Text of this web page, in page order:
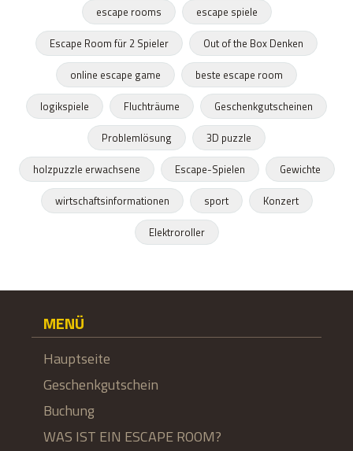
escape rooms
escape spiele
Escape Room für 2 Spieler
Out of the Box Denken
online escape game
beste escape room
logikspiele
Fluchträume
Geschenkgutscheinen
Problemlösung
3D puzzle
holzpuzzle erwachsene
Escape-Spielen
Gewichte
wirtschaftsinformationen
sport
Konzert
Elektroroller
MENÜ
Hauptseite
Geschenkgutschein
Buchung
WAS IST EIN ESCAPE ROOM?